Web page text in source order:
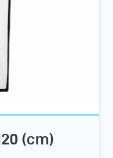
(cm)